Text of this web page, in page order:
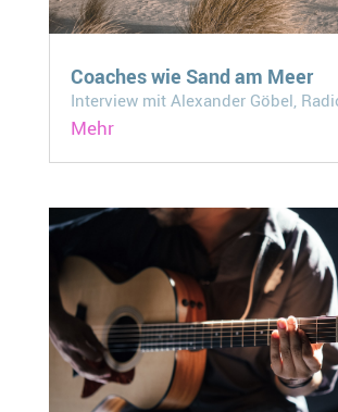
Coaches wie Sand am Meer
Interview mit Alexander Göbel,
Mehr